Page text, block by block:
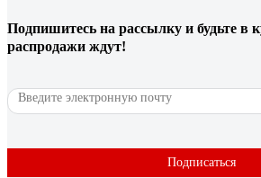
10 отзывов
Отзыв о кабеле КВК-В-2 PROCONNECT
Низкая цена
Подпишитесь на рассылку и будьте в
распродажи ждут!
Подписаться